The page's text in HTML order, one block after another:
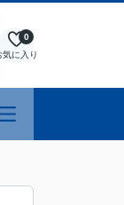
気に入り
0